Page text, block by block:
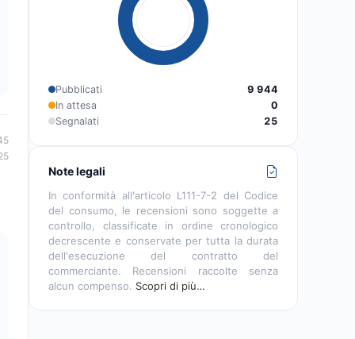
Pubblicati
9 944
In attesa
0
Segnalati
25
Note legali
In conformità all'articolo L111-7-2 del Codice
del consumo, le recensioni sono soggette a
controllo, classificate in ordine cronologico
decrescente e conservate per tutta la durata
dell'esecuzione del contratto del
commerciante. Recensioni raccolte senza
alcun compenso. Scopri di più…